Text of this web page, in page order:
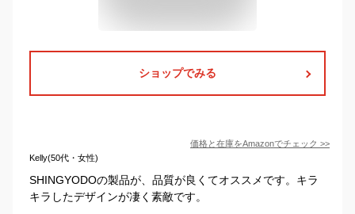
ショップでみる
価格と在庫をAmazonでチェック >>
Kelly(50代・女性)
SHINGYODOの製品が、品質が良くてオススメです。キラ
キラしたデザインが凄く素敵です。